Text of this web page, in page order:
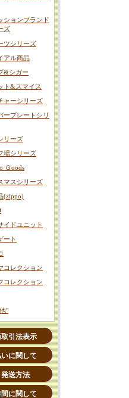
ションブランド
ズ
ツシリーズ
アル商品
&シガー
ト&スマイス
ャーシリーズ
ープレートシリ
リーズ
場シリーズ
Ｇoods
マスシリーズ
(zippo)
イドユニット
ート
コレクション
コレクション
"
引法表示
に関して
送方法
に関して